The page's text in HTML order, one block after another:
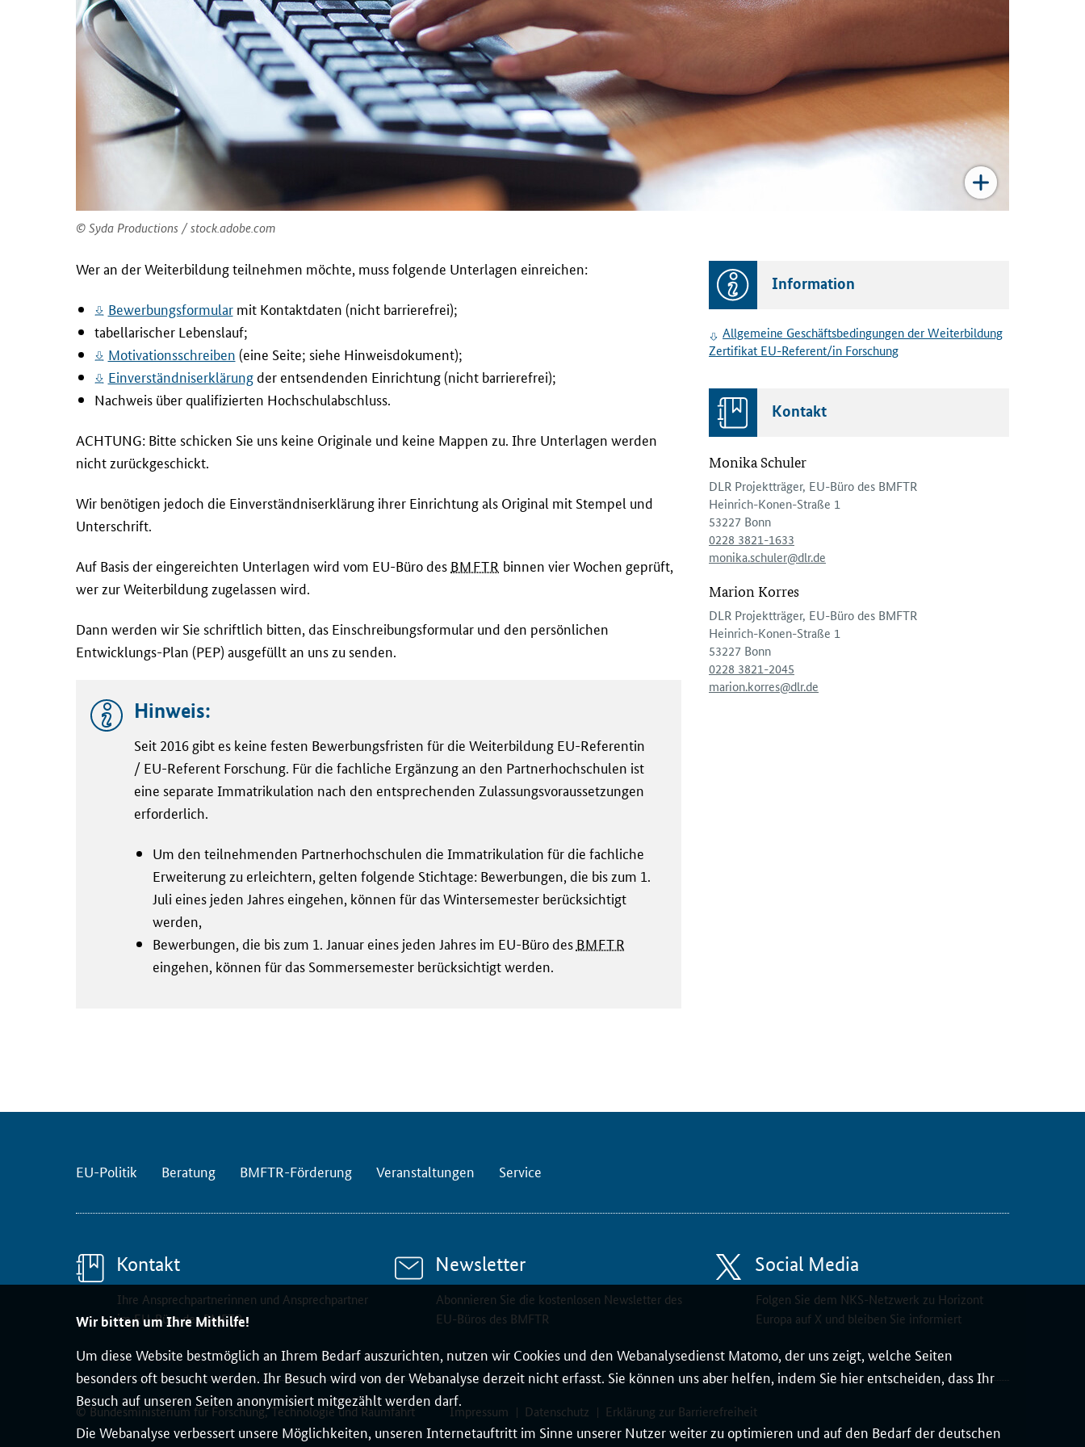
Wir bitten um Ihre Mithilfe!
Um diese Website bestmöglich an Ihrem Bedarf auszurichten, nutzen wir Cookies und den Webanalysedienst Matomo, der uns zeigt, welche Seiten
besonders oft besucht werden. Ihr Besuch wird von der Webanalyse derzeit nicht erfasst. Sie können uns aber helfen, indem Sie hier entscheiden, dass Ihr
Besuch auf unseren Seiten anonymisiert mitgezählt werden darf.
Die Webanalyse verbessert unsere Möglichkeiten, unseren Internetauftritt im Sinne unserer Nutzer weiter zu optimieren und auf den Bedarf der deutschen
Syda Productions / stock.adobe.com
Wer an der Weiterbildung teilnehmen möchte, muss folgende Unterlagen einreichen:
Bewerbungsformularmit Kontaktdaten (nicht barrierefrei);
tabellarischer Lebenslauf;
Motivationsschreiben (eine Seite; siehe Hinweisdokument);
Einverständniserklärungder entsendenden Einrichtung (nicht barrierefrei);
Nachweis über qualifizierten Hochschulabschluss.
ACHTUNG: Bitte schicken Sie uns keine Originale und keine Mappen zu. Ihre Unterlagen werden
nicht zurückgeschickt.
Wir benötigen jedoch die Einverständniserklärung ihrer Einrichtung als Original mit Stempel und
Unterschrift.
Auf Basis der eingereichten Unterlagen wird vom EU-Büro des BMFTR binnen vier Wochen geprüft,
wer zur Weiterbildung zugelassen wird.
Dann werden wir Sie schriftlich bitten, das Einschreibungsformular und den persönlichen
Entwicklungs-Plan (PEP) ausgefüllt an uns zu senden.
Hinweis:
Seit 2016 gibt es keine festen Bewerbungsfristen für die Weiterbildung EU-Referentin
/ EU-Referent Forschung. Für die fachliche Ergänzung an den Partnerhochschulen ist
eine separate Immatrikulation nach den entsprechenden Zulassungsvoraussetzungen
erforderlich.
Um den teilnehmenden Partnerhochschulen die Immatrikulation für die fachliche
Erweiterung zu erleichtern, gelten folgende Stichtage: Bewerbungen, die bis zum 1.
Juli eines jeden Jahres eingehen, können für das Wintersemester berücksichtigt
werden,
Bewerbungen, die bis zum 1. Januar eines jeden Jahres im EU-Büro des BMFTR
eingehen, können für das Sommersemester berücksichtigt werden.
Information
Allgemeine Geschäftsbedingungen der Weiterbildung
Zertifikat EU-Referent/in Forschung
Kontakt
Monika Schuler
DLR Projektträger, EU-Büro des BMFTR
Heinrich-Konen-Straße 1
53227 Bonn
0228 3821-1633
monika.schuler@dlr.de
Marion Korres
DLR Projektträger, EU-Büro des BMFTR
Heinrich-Konen-Straße 1
53227 Bonn
0228 3821-2045
marion.korres@dlr.de
EU-Politik Beratung BMFTR-Förderung Veranstaltungen Service
Kontakt
Ihre Ansprechpartnerinnen und Ansprechpartner
im EU-Büro des BMFTR
Newsletter
Abonnieren Sie die kostenlosen Newsletter des
EU-Büros des BMFTR
Social Media
Folgen Sie dem NKS-Netzwerk zu Horizont
Europa auf X und bleiben Sie informiert
© Bundesministerium für Forschung, Technologie und Raumfahrt Impressum Datenschutz Erklärung zur Barrierefreiheit